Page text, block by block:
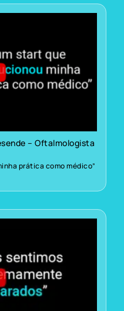
– Oftalmologista
prática como médico”